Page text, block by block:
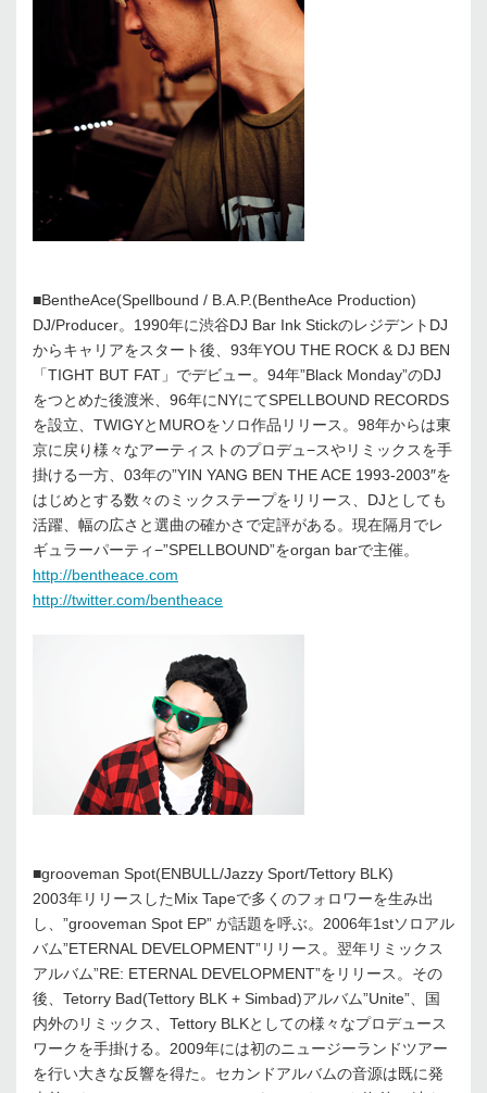
■BentheAce(Spellbound / B.A.P.(BentheAce Production)
DJ/Producer。1990年に渋谷DJ Bar Ink StickのレジデントDJ
からキャリアをスタート後、93年YOU THE ROCK & DJ BEN
「TIGHT BUT FAT」でデビュー。94年”Black Monday”のDJ
をつとめた後渡米、96年にNYにてSPELLBOUND RECORDS
を設立、TWIGYとMUROをソロ作品リリース。98年からは東
京に戻り様々なアーティストのプロデュ−スやリミックスを手
掛ける一方、03年の”YIN YANG BEN THE ACE 1993-2003″を
はじめとする数々のミックステープをリリース、DJとしても
活躍、幅の広さと選曲の確かさで定評がある。現在隔月でレ
ギュラーパーティ−”SPELLBOUND”をorgan barで主催。
http://bentheace.com
http://twitter.com/bentheace
■grooveman Spot(ENBULL/Jazzy Sport/Tettory BLK)
2003年リリースしたMix Tapeで多くのフォロワーを生み出
し、”grooveman Spot EP” が話題を呼ぶ。2006年1stソロアル
バム”ETERNAL DEVELOPMENT”リリース。翌年リミックス
アルバム”RE: ETERNAL DEVELOPMENT”をリリース。その
後、Tetorry Bad(Tettory BLK + Simbad)アルバム”Unite”、国
内外のリミックス、Tettory BLKとしての様々なプロデュース
ワークを手掛ける。2009年には初のニュージーランドツアー
を行い大きな反響を得た。セカンドアルバムの音源は既に発